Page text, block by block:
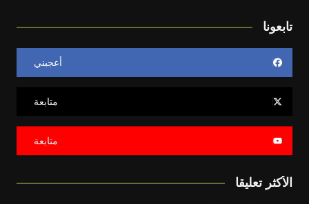
تابعونا
أعجبني
متابعة
متابعة
الأكثر تعليقا